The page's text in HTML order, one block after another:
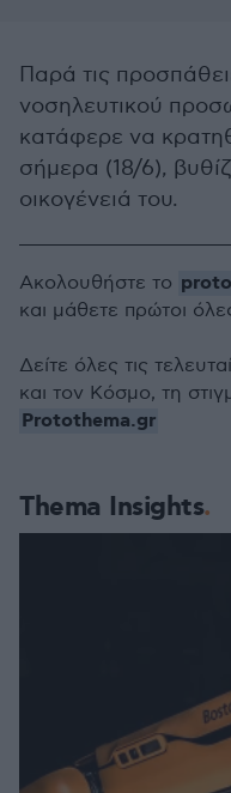
Παρά τις
νοσηλευτικού
κατάφερε να
σήμερα (18/6),
οικογένειά του.
Thema Insights
Ακολουθήστε το
και μάθετε πρώτοι
Δείτε όλες τις
και τον Κόσμο, τη
Protothema.gr